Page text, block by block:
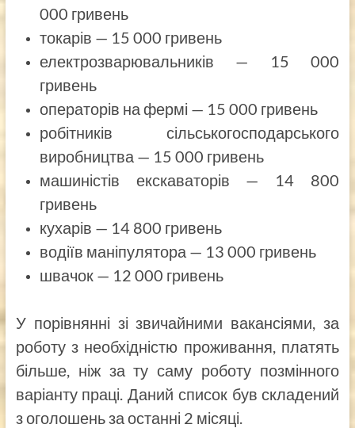
000 гривень
токарів — 15 000 гривень
електрозварювальників — 15 000
гривень
операторів на фермі — 15 000 гривень
робітників сільськогосподарського
виробництва — 15 000 гривень
машиністів екскаваторів — 14 800
гривень
кухарів — 14 800 гривень
водіїв маніпулятора — 13 000 гривень
швачок — 12 000 гривень
У порівнянні зі звичайними вакансіями, за
роботу з необхідністю проживання, платять
більше, ніж за ту саму роботу позмінного
варіанту праці. Даний список був складений
з оголошень за останні 2 місяці.